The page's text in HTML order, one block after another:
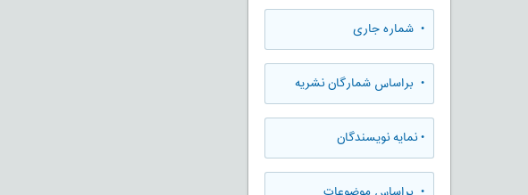
• شماره جاری
• براساس شمارگان نشریه
•نمایه نویسندگان